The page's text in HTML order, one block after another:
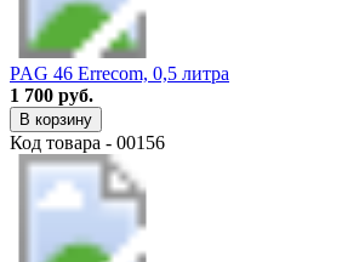
PAG 46 Errecom, 0,5 литра
1 700 руб.
В корзину
Код товара - 00156